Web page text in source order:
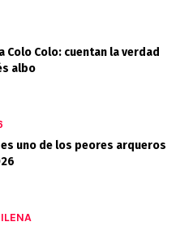
Colo Colo: cuentan la verdad
albo
uno de los peores arqueros